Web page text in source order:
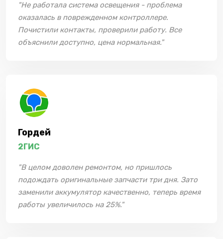
"Не работала система освещения - проблема
оказалась в поврежденном контроллере.
Почистили контакты, проверили работу. Все
объяснили доступно, цена нормальная."
Гордей
2ГИС
"В целом доволен ремонтом, но пришлось
подождать оригинальные запчасти три дня. Зато
заменили аккумулятор качественно, теперь время
работы увеличилось на 25%."